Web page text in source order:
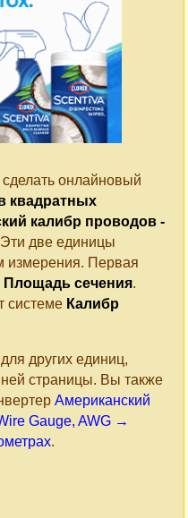
онлайновый
квадратных
калибр проводов -
две единицы
измерения. Первая
Площадь сечения.
системе Калибр
других единиц,
страницы. Вы также
Американский
Gauge, AWG →
.